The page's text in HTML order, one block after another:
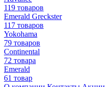
119 товаров
Emerald Greckster
117 товаров
Yokohama
79 товаров
Continental
72 товара
Emerald
61 товар